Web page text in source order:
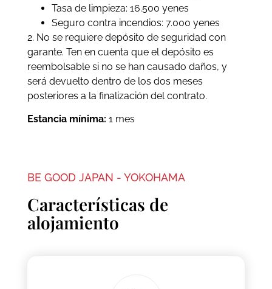
Tasa de limpieza: 16.500 yenes
Seguro contra incendios: 7.000 yenes
2. No se requiere depósito de seguridad con
garante. Ten en cuenta que el depósito es
reembolsable si no se han causado daños, y
será devuelto dentro de los dos meses
posteriores a la finalización del contrato.
Estancia mínima: 1 mes
BE GOOD JAPAN - YOKOHAMA
Características de
alojamiento